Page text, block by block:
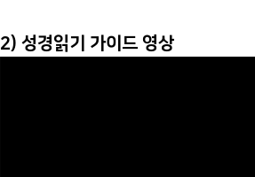
2) 성경읽기 가이드 영상